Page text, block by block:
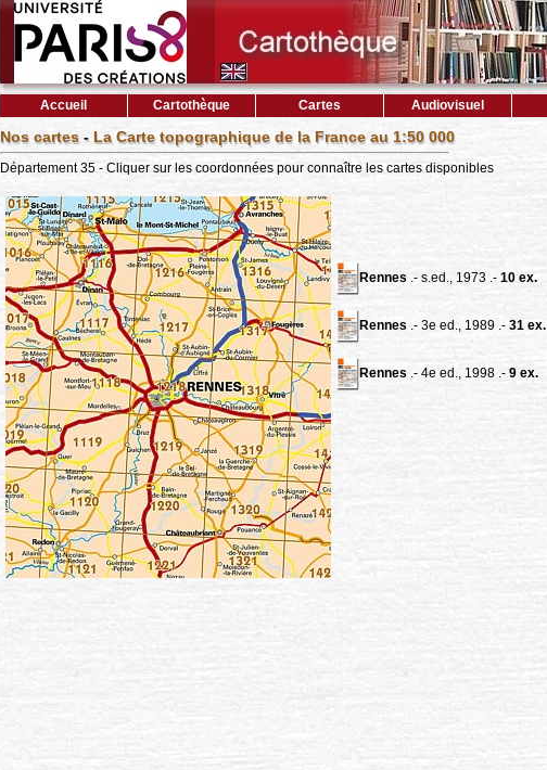
Accueil Cartothèque Cartes Audiovisuel
Nos cartes- La Carte topographique de la France au 1:50 000
Département 35 - Cliquer sur les coordonnées pour connaître les cartes disponibles
Rennes.- s.ed., 1973 .- 10 ex.
Rennes.- 3e ed., 1989 .- 31 ex.
Rennes.- 4e ed., 1998 .- 9 ex.